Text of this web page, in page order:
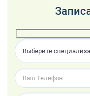
Выберите